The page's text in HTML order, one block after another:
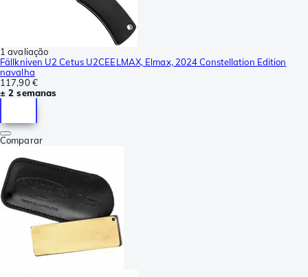
1 avaliação
Fällkniven U2 Cetus U2CEELMAX, Elmax, 2024 Constellation Edition
navalha
117,90 €
± 2 semanas
Comparar